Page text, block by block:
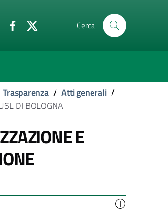
Cerca
Trasparenza / Atti generali /
DI BOLOGNA
E